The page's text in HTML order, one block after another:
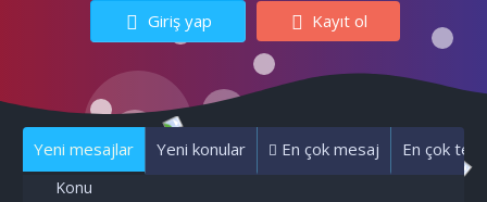
Giriş yap Kayıt ol
Yeni mesajlar Yeni konular En çok mesaj En çok
Konu